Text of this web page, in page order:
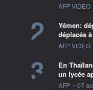
information
AFP VIDEO
2
Yémen:
déplacés
information
AFP VIDEO
3
En
un lycée
information
AFP • 07